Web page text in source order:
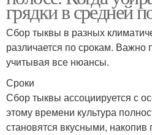
грядки в средней
Сбор тыквы в разных
различается по срокам. Важно
учитывая все нюансы.
Сроки
Сбор тыквы ассоциируется с
этому времени культура
становятся вкусными,